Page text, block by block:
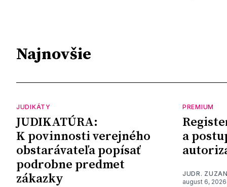
Najnovšie
JUDIKÁTY
JUDIKATÚRA:
K povinnosti verejného
obstarávateľa popísať
podrobne predmet
zákazky
PREMIUM
a
JUDR.
august 6, 2026